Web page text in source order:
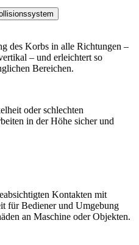
des Korbs in alle Richtungen –
– und erleichtert so
Bereichen.
oder schlechten
in der Höhe sicher und
Kontakten mit
für Bediener und Umgebung
an Maschine oder Objekten.